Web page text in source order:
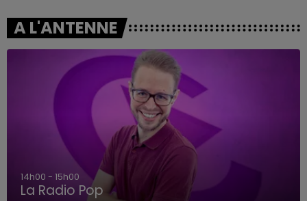
A L'ANTENNE
14h00 - 15h00
La Radio Pop